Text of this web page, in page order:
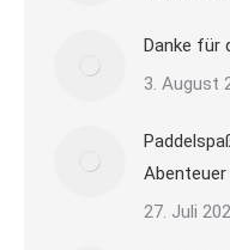
Danke für
3. August
27. Juli